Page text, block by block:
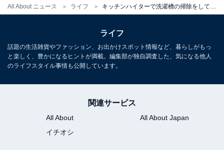
All About ニュース ライフ
執筆以外に監修やコンサルティングなども行ってお
ドバイザーなども務める。米・食味鑑定士の資格を
所有。家電のテストと撮影のための家電スタジオ
「コヤマキッチン」を用意。
洗濯機の寿命は何年くらい？
ライフ
話題の生活雑貨やファッション、お出かけスポット情報など、暮らしがもっ
と楽しく、豊かになるヒントが満載。編集部が独自調査した、気になる他人
のライフスタイル事情も公開しています。
関連サービス
All About
All About Japan
イチオシ